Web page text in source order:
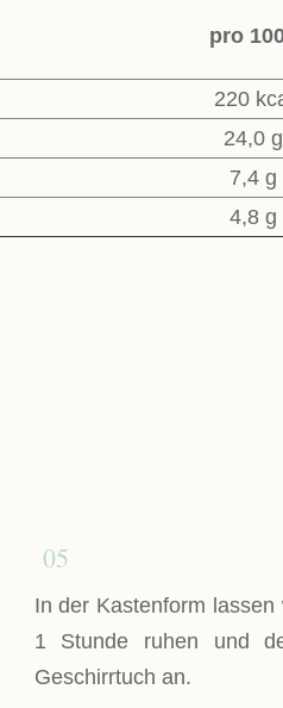
pro
220
24,0 g
7,4 g
4,8 g
05
In der Kastenform
1 Stunde ruhen und
Geschirrtuch an.